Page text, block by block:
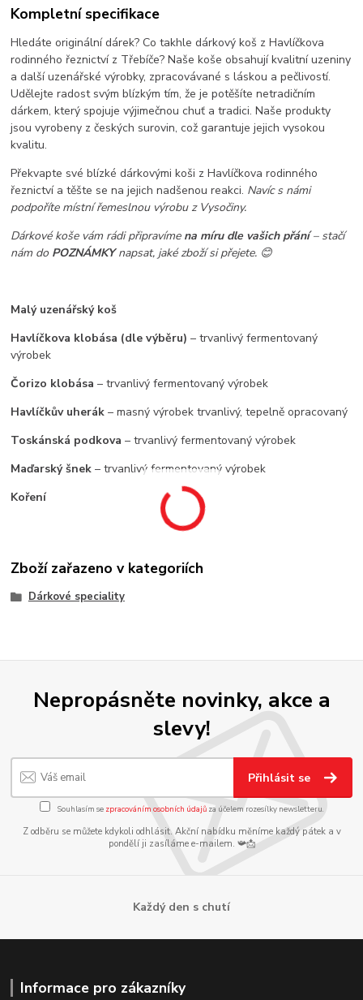
Kompletní specifikace
Hledáte originální dárek? Co takhle dárkový koš z Havlíčkova
rodinného řeznictví z Třebíče? Naše koše obsahují kvalitní uzeniny
a další uzenářské výrobky, zpracovávané s láskou a pečlivostí.
Udělejte radost svým blízkým tím, že je potěšíte netradičním
dárkem, který spojuje výjimečnou chuť a tradici. Naše produkty
jsou vyrobeny z českých surovin, což garantuje jejich vysokou
kvalitu.
Překvapte své blízké dárkovými koši z Havlíčkova rodinného
řeznictví a těšte se na jejich nadšenou reakci. Navíc s námi
podpoříte místní řemeslnou výrobu z Vysočiny.
Dárkové koše vám rádi připravíme na míru dle vašich přání– stačí
nám do POZNÁMKYnapsat, jaké zboží si přejete. 😊
Malý uzenářský koš
Havlíčkova klobása (dle výběru)– trvanlivý fermentovaný
výrobek
Čorizo klobása– trvanlivý fermentovaný výrobek
Havlíčkův uherák– masný výrobek trvanlivý, tepelně opracovaný
Toskánská podkova– trvanlivý fermentovaný výrobek
Maďarský šnek– trvanlivý fermentovaný výrobek
Koření
Zboží zařazeno v kategoriích
Dárkové speciality
Nepropásněte novinky, akce a
slevy!
Přihlásit se
Souhlasím se zpracováním osobních údajůza účelem rozesílky newsletteru.
Z odběru se můžete kdykoli odhlásit. Akční nabídku měníme každý pátek a v
pondělí ji zasíláme e-mailem. 📯📩
Každý den s chutí
Informace pro zákazníky